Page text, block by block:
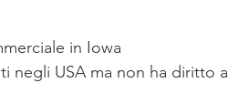
in Iowa
negli USA ma non ha diritto al